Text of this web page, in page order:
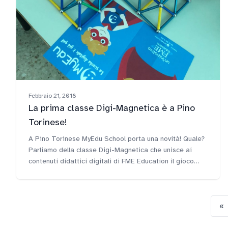
Febbraio 21, 2018
La prima classe Digi-Magnetica è a Pino
Torinese!
A Pino Torinese MyEdu School porta una novità! Quale?
Parliamo della classe Digi-Magnetica che unisce ai
contenuti didattici digitali di FME Education il gioco
«